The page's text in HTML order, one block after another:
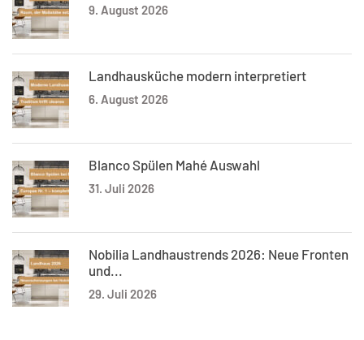
9. August 2026
Landhausküche modern interpretiert
6. August 2026
Blanco Spülen Mahé Auswahl
31. Juli 2026
Nobilia Landhaustrends 2026: Neue Fronten
und...
29. Juli 2026